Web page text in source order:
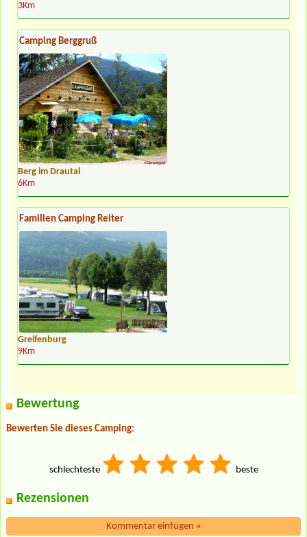
3Km
Camping Berggruß
Berg im Drautal
6Km
Familien Camping Reiter
Greifenburg
9Km
Bewertung
Bewerten Sie dieses Camping:
schlechteste beste
Rezensionen
Kommentar einfügen »